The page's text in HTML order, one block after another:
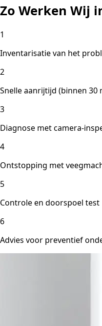
Zo Werken Wij
1
Inventarisatie van het
2
Snelle aanrijtijd (binnen 30
3
Diagnose met camera-
4
Ontstopping met
5
Controle en doorspoel test
6
Advies voor preventief